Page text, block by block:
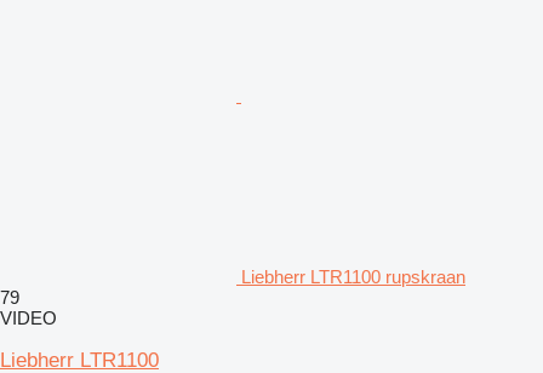
Liebherr LTR1100 rupskraan
79
VIDEO
Liebherr LTR1100